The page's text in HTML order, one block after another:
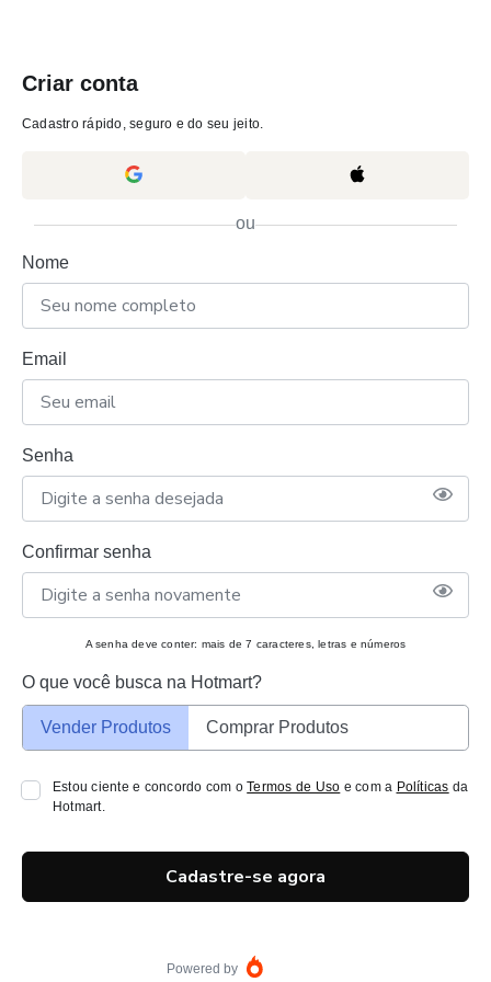
Criar conta
Cadastro rápido, seguro e do seu jeito.
ou
Nome
Email
Senha
Confirmar senha
A senha deve conter: mais de 7 caracteres, letras e números
O que você busca na Hotmart?
Vender Produtos Comprar Produtos
Estou ciente e concordo com oTermos de Uso e com a Políticas da
Hotmart.
Cadastre-se agora
Powered by